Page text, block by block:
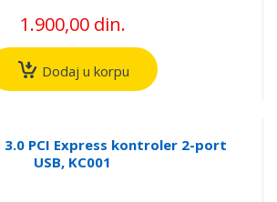
1.900,00 din.
Dodaj u korpu
3.0 PCI Express kontroler 2-port
USB, KC001